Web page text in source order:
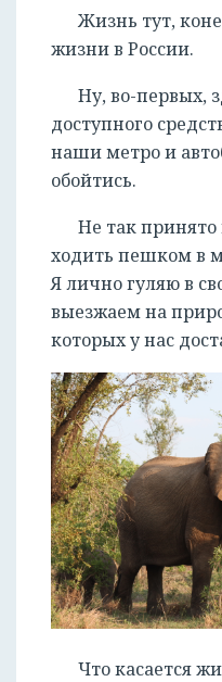
Жизнь тут,
жизни в России.
Ну, во-первых,
доступного
наши метро и
обойтись.
Не так
ходить пешком в
Я лично гуляю в
выезжаем на
которых у нас
Что касается